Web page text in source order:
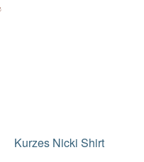
Kurzes Nicki Shirt